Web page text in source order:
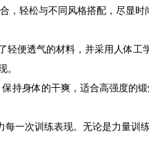
轻松与不同风格搭配，尽显时
轻便透气的材料，并采用人体工
。
持身体的干爽，适合高强度的
一次训练表现。无论是力量训